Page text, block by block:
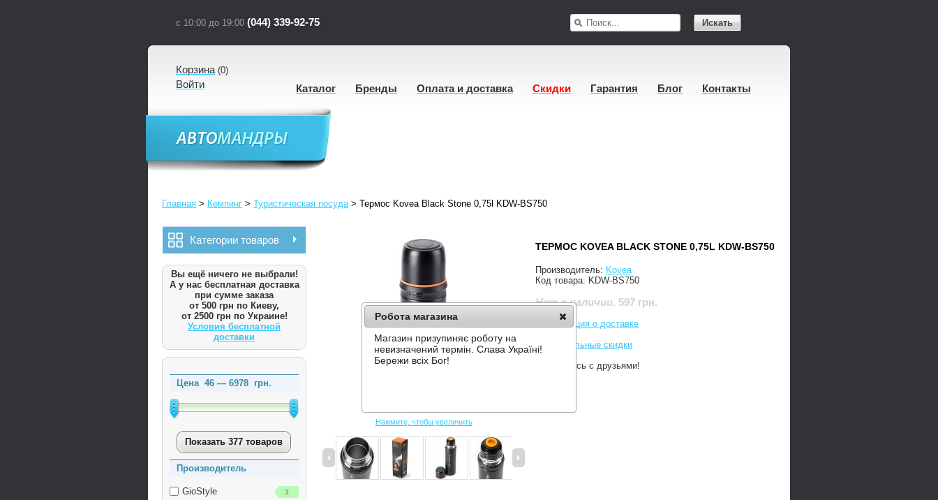
с 10:00 до 19:00 (044) 339-92-75 Искать
Корзина(0)
Войти Каталог Бренды Оплата и доставка Скидки Гарантия Блог Контакты
Главная > Кемпинг > Туристическая посуда > Термос Kovea Black Stone 0,75l KDW-BS750
Категории товаров
Вы ещё ничего не выбрали!
А у нас бесплатная доставка
при сумме заказа
от 500 грн по Киеву,
от 2500 грн по Украине!
Условия бесплатной
доставки
Цена 46 — 6978 грн.
Показать 377 товаров
Производитель
GioStyle 3
Нажмите, чтобы увеличить
ТЕРМОС KOVEA BLACK STONE 0,75L KDW-BS750
Производитель: Kovea
Код товара: KDW-BS750
Нет в наличии, 597 грн.
Информация о доставке
Накопительные скидки
Поделитесь с друзьями!
Робота магазина
Магазин призупиняє роботу на
невизначений термін. Слава Україні!
Бережи всіх Бог!